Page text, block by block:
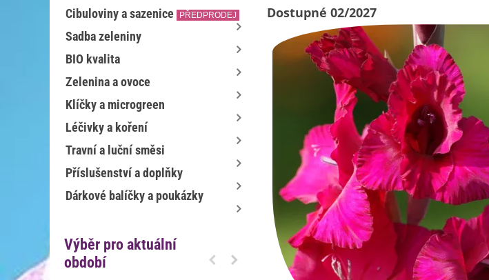
Cibuloviny a sazenice
PŘEDPRODEJ
Sadba zeleniny
BIO kvalita
Zelenina a ovoce
Klíčky a microgreen
Léčivky a koření
Travní a luční směsi
Příslušenství a doplňky
Dárkové balíčky a poukázky
Výběr pro aktuální
období
Dostupné 02/2027